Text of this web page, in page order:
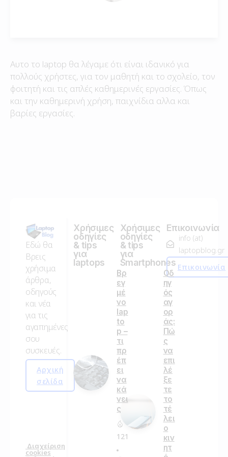
Αυτο το laptop θα λέγαμε ότι είναι ιδανικό για
πολλούς χρήστες, για τον μαθητή και το σχολείο, τον
φοιτητή και τις απλές καθημερινές εργασίες. Όπως
και την καθημερινή χρήση, παιχνίδια αλλα και
βαρίες εργασίες.
Εδώ θα
Βρεις
χρήσιμα
άρθρα,
οδηγούς
και νέα
για τις
αγαπημένες
σου
συσκευές.
Αρχική
σελίδα
Διαχείριση
cookies
Χρήσιμες
οδηγίες
& tips
για
laptops
Βρ
εγ
μέ
νο
lap
to
p –
τι
πρ
έπ
ει
να
κά
νει
ς
121
Χρήσιμες
οδηγίες
& tips
για
Smartphones
Οδ
ηγ
ός
αγ
ορ
άς:
Πώ
ς
να
επι
λέ
ξε
τε
το
τέ
λει
ο
κιν
ητ
Επικοινωνία
info (at)
laptopblog.gr
Επικοινωνία